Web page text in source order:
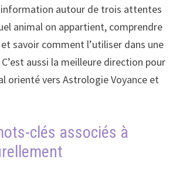
autour de trois attentes
animal on appartient, comprendre
savoir comment l’utiliser dans une
aussi la meilleure direction pour
orienté vers Astrologie Voyance et
clés associés à